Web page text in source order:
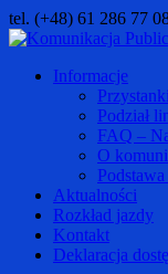
tel. (+48) 61 286 77
Informacje
Podział
FAQ –
O
Aktualności
Rozkład jazdy
Kontakt
Deklaracja